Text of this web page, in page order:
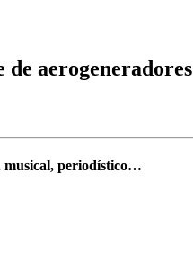
aerogeneradores
musical, periodístico…